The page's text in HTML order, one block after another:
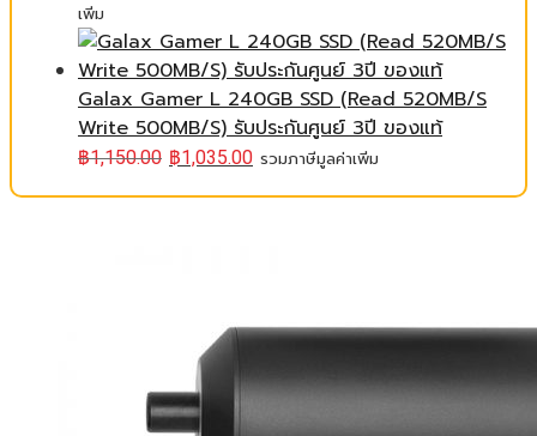
เพิ่ม
Galax Gamer L 240GB SSD (Read 520MB/S
Write 500MB/S) รับประกันศูนย์ 3ปี ของแท้
฿1,150.00 ฿1,035.00 รวมภาษีมูลค่าเพิ่ม